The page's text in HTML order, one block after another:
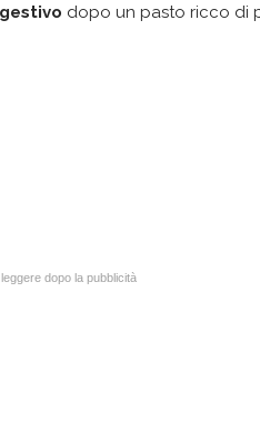
dopo un pasto ricco di
dopo la pubblicità